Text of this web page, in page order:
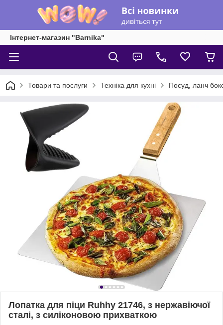
Інтернет-магазин "Barnika"
Товари та послуги Техніка для кухні Посуд, ланч
Лопатка для піци Ruhhy 21746, з нержавіючої
сталі, з силіконовою прихваткою